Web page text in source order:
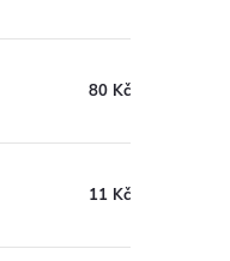
80 Kč
11 Kč